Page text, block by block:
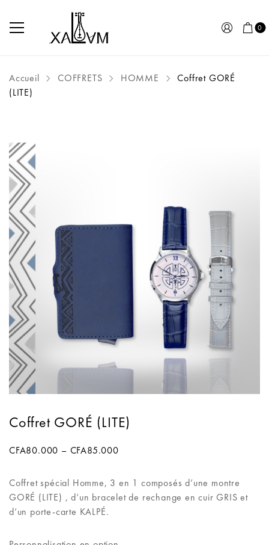
0
Accueil COFFRETS HOMME
Coffret GORÉ
(LITE)
Coffret GORÉ (LITE)
CFA80.000 – CFA85.000
Coffret spécial Homme, 3 en 1 composés d’une montre
GORÉ (LITE) , d’un bracelet de rechange en cuir GRIS et
d’un porte-carte KALPÉ.